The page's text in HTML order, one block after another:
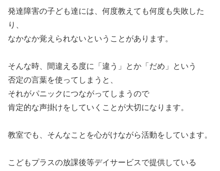
発達障害の子ども達には、何度教えても何度も失敗した
り、
なかなか覚えられないということがあります。
そんな時、間違える度に「違う」とか「だめ」という
否定の言葉を使ってしまうと、
それがパニックにつながってしまうので
肯定的な声掛けをしていくことが大切になります。
教室でも、そんなことを心がけながら活動をしています。
こどもプラスの放課後等デイサービスで提供している